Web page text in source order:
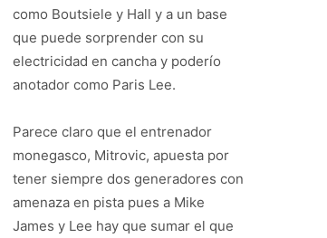
como Boutsiele y Hall y a un base
que puede sorprender con su
electricidad en cancha y poderío
anotador como Paris Lee.
Parece claro que el entrenador
monegasco, Mitrovic, apuesta por
tener siempre dos generadores con
amenaza en pista pues a Mike
James y Lee hay que sumar el que